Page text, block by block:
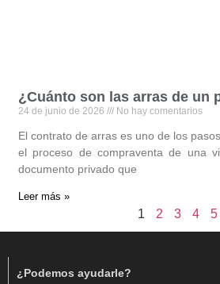
¿Cuánto son las arras de un
24 de junio de 2026 No hay comentarios
El contrato de arras es uno de los
el proceso de compraventa de una
documento privado que
Leer más »
1 2 3 4 5
¿Podemos ayudarle?